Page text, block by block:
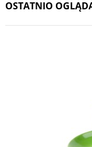
OSTATNIO